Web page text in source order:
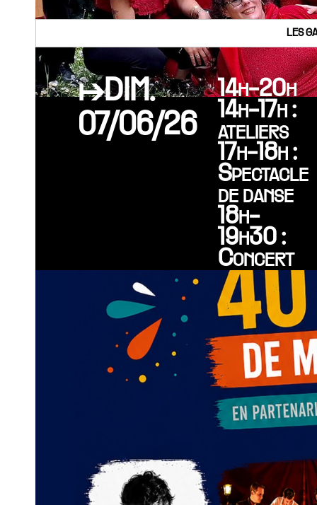
LES
↦DIM.
07/06/26
14h-20h
14h-17h :
ateliers
17h-18h :
Spectacle
de danse
18h-
19h30 :
Concert